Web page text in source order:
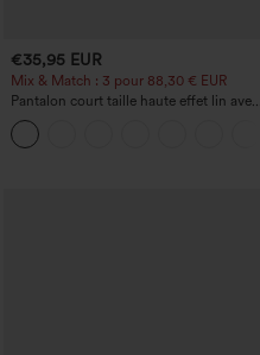
€35,95 EUR
Mix & Match : 3 pour 88,30 € EUR
Pantalon court taille haute effet lin avec
poche zippée